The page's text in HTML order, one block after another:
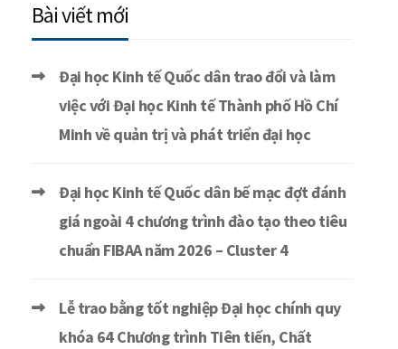
Bài viết mới
Đại học Kinh tế Quốc dân trao đổi và làm
việc với Đại học Kinh tế Thành phố Hồ Chí
Minh về quản trị và phát triển đại học
Đại học Kinh tế Quốc dân bế mạc đợt đánh
giá ngoài 4 chương trình đào tạo theo tiêu
chuẩn FIBAA năm 2026 – Cluster 4
Lễ trao bằng tốt nghiệp Đại học chính quy
khóa 64 Chương trình Tiên tiến, Chất